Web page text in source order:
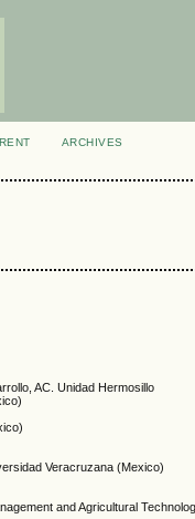
ARCHIVES
AC. Unidad Hermosillo
Veracruzana (Mexico)
and Agricultural